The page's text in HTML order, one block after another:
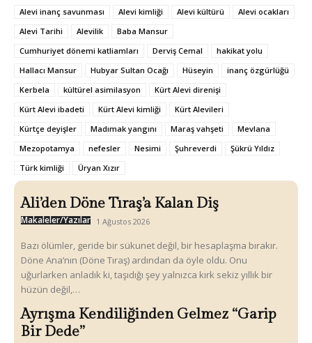
Alevi inanç savunması
Alevi kimliği Alevi kültürü
Alevi ocakları
Alevi Tarihi
Alevilik
Baba Mansur
Cumhuriyet dönemi katliamları
Derviş Cemal
hakikat yolu
Hallacı Mansur
Hubyar Sultan Ocağı Hüseyin
inanç özgürlüğü
Kerbela
kültürel asimilasyon
Kürt Alevi direnişi
Kürt Alevi ibadeti
Kürt Alevi kimliği
Kürt Alevileri
Kürtçe deyişler
Madımak yangını Maraş vahşeti
Mevlana
Mezopotamya
nefesler Nesimi Şuhreverdi
Şükrü Yıldız
Türk kimliği
Üryan Xızır
Ali’den Döne Tıraş’a Kalan Diş
Makaleler/Yazılar 1 Ağustos 2026
Bazı ölümler, geride bir sükunet değil, bir hesaplaşma bırakır.
Döne Ana’nın (Döne Tıraş) ardından da öyle oldu. Onu
uğurlarken anladık ki, taşıdığı şey yalnızca kırk sekiz yıllık bir
hüzün değil,…
Ayrışma Kendiliğinden Gelmez “Garip
Bir Dede”